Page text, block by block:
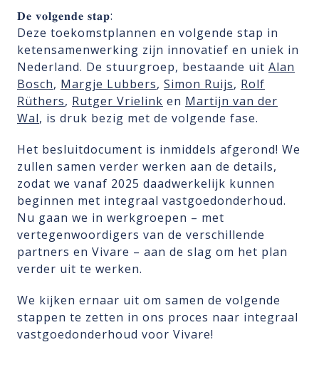
𝐃𝐞 𝐯𝐨𝐥𝐠𝐞𝐧𝐝𝐞 𝐬𝐭𝐚𝐩:
Deze toekomstplannen en volgende stap in
ketensamenwerking zijn innovatief en uniek in
Nederland. De stuurgroep, bestaande uit Alan
Bosch, Margje Lubbers, Simon Ruijs, Rolf
Rüthers, Rutger Vrielink en Martijn van der
Wal, is druk bezig met de volgende fase.
Het besluitdocument is inmiddels afgerond! We
zullen samen verder werken aan de details,
zodat we vanaf 2025 daadwerkelijk kunnen
beginnen met integraal vastgoedonderhoud.
Nu gaan we in werkgroepen – met
vertegenwoordigers van de verschillende
partners en Vivare – aan de slag om het plan
verder uit te werken.
We kijken ernaar uit om samen de volgende
stappen te zetten in ons proces naar integraal
vastgoedonderhoud voor Vivare!